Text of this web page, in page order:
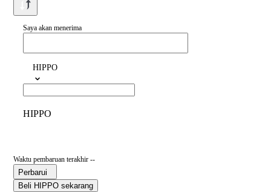
Saya akan menerima
HIPPO
HIPPO
Waktu pembaruan terakhir --
Perbarui
Beli HIPPO sekarang